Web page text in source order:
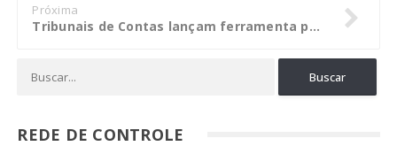
Próxima
Tribunais de Contas lançam ferramenta para fiscalizar as metas da educação
REDE DE CONTROLE